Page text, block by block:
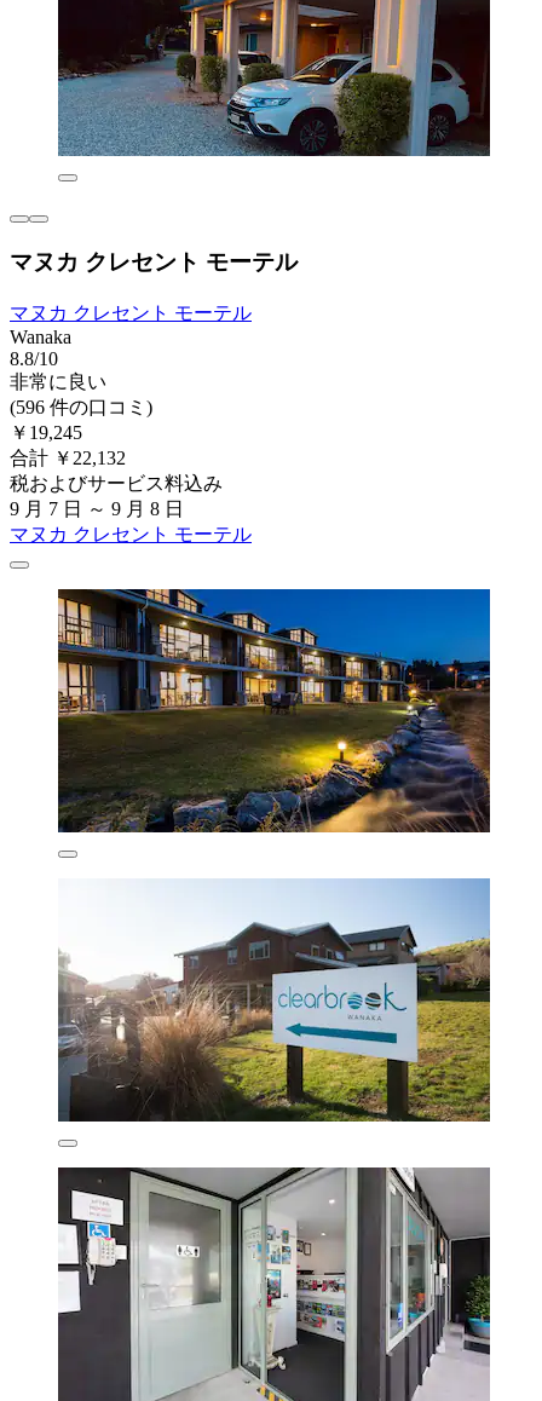
マヌカ クレセント モーテル
マヌカ クレセント モーテル
Wanaka
8.8/10
非常に良い
(596 件の口コミ)
￥19,245
合計 ￥22,132
税およびサービス料込み
9 月 7 日 ～ 9 月 8 日
マヌカ クレセント モーテル